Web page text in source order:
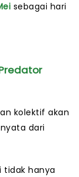
sebagai hari
kolektif akan
dari
tidak hanya